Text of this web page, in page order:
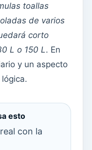
toallas
de varios
corto
L o 150 L. En
y un aspecto
esto
con la